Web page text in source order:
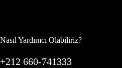
Nasıl Yardımcı Olabiliriz?
+212 660-741333